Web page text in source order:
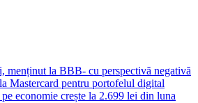
menținut la BBB- cu perspectivă negativă
Mastercard pentru portofelul digital
economie crește la 2.699 lei din luna